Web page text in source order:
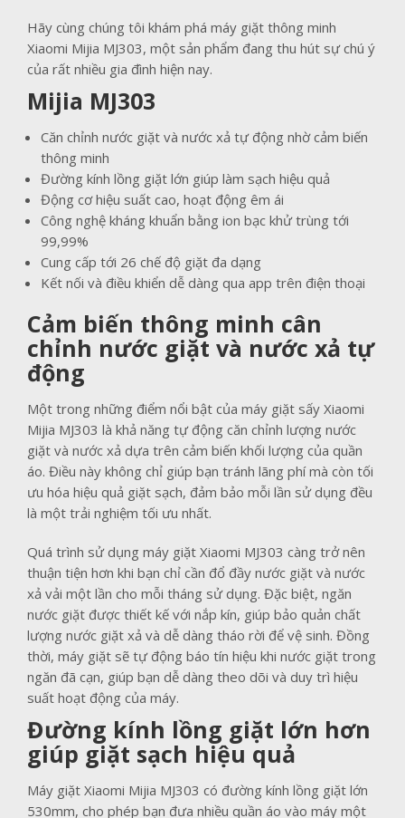
Hãy cùng chúng tôi khám phá máy giặt thông minh
Xiaomi Mijia MJ303, một sản phẩm đang thu hút sự chú ý
của rất nhiều gia đình hiện nay.
Mijia MJ303
Căn chỉnh nước giặt và nước xả tự động nhờ cảm biến
thông minh
Đường kính lồng giặt lớn giúp làm sạch hiệu quả
Động cơ hiệu suất cao, hoạt động êm ái
Công nghệ kháng khuẩn bằng ion bạc khử trùng tới
99,99%
Cung cấp tới 26 chế độ giặt đa dạng
Kết nối và điều khiển dễ dàng qua app trên điện thoại
Cảm biến thông minh cân
chỉnh nước giặt và nước xả tự
động
Một trong những điểm nổi bật của máy giặt sấy Xiaomi
Mijia MJ303 là khả năng tự động căn chỉnh lượng nước
giặt và nước xả dựa trên cảm biến khối lượng của quần
áo. Điều này không chỉ giúp bạn tránh lãng phí mà còn tối
ưu hóa hiệu quả giặt sạch, đảm bảo mỗi lần sử dụng đều
là một trải nghiệm tối ưu nhất.
Quá trình sử dụng máy giặt Xiaomi MJ303 càng trở nên
thuận tiện hơn khi bạn chỉ cần đổ đầy nước giặt và nước
xả vải một lần cho mỗi tháng sử dụng. Đặc biệt, ngăn
nước giặt được thiết kế với nắp kín, giúp bảo quản chất
lượng nước giặt xả và dễ dàng tháo rời để vệ sinh. Đồng
thời, máy giặt sẽ tự động báo tín hiệu khi nước giặt trong
ngăn đã cạn, giúp bạn dễ dàng theo dõi và duy trì hiệu
suất hoạt động của máy.
Đường kính lồng giặt lớn hơn
giúp giặt sạch hiệu quả
Máy giặt Xiaomi Mijia MJ303 có đường kính lồng giặt lớn
530mm, cho phép bạn đưa nhiều quần áo vào máy một